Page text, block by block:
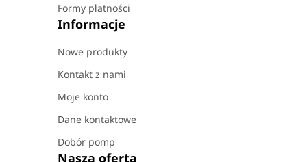
Formy płatności
Informacje
Nowe produkty
Kontakt z nami
Moje konto
Dane kontaktowe
Dobór pomp
Nasza oferta